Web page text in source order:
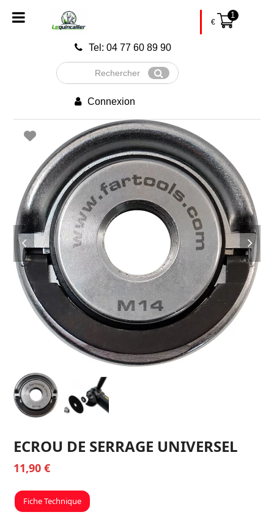
Tel: 04 77 60 89 90
Rechercher
Envoyer
Connexion
€
1
previous
slide
next
slide
ECROU DE SERRAGE UNIVERSEL
11,90€
Fiche Technique